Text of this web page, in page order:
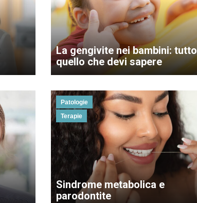
La gengivite nei bambini: tutto
quello che devi sapere
Patologie
Terapie
Sindrome metabolica e
parodontite